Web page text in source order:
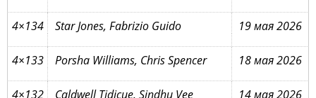
4×134 Star Jones, Fabrizio Guido 19 мая 2026
4×133 Porsha Williams, Chris Spencer 18 мая 2026
4×132 Caldwell Tidicue, Sindhu Vee 14 мая 2026